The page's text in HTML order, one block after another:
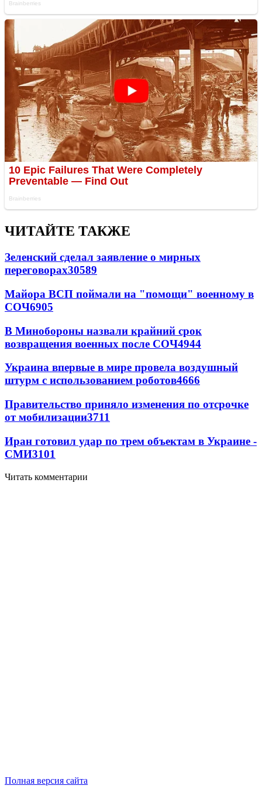
ЧИТАЙТЕ ТАКЖЕ
Зеленский сделал заявление о мирных
переговорах30589
Майора ВСП поймали на "помощи" военному в
СОЧ6905
В Минобороны назвали крайний срок
возвращения военных после СОЧ4944
Украина впервые в мире провела воздушный
штурм с использованием роботов4666
Правительство приняло изменения по отсрочке
от мобилизации3711
Иран готовил удар по трем объектам в Украине -
СМИ3101
Читать комментарии
Полная версия сайта